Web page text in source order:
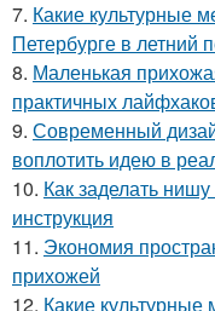
7. Какие культурные
Петербурге в летний
8. Маленькая
практичных
9. Современный
воплотить идею в
10. Как заделать
инструкция
11. Экономия
прихожей
12. Какие культурные